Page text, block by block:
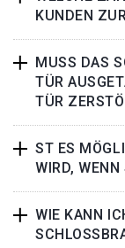
KUNDEN
MUSS DAS
TÜR
TÜR
ST ES
WIRD, WENN
WIE KANN